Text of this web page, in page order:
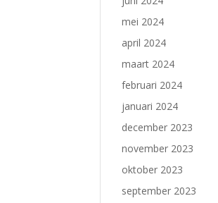
mei 2024
april 2024
maart 2024
februari 2024
januari 2024
december 2023
november 2023
oktober 2023
september 2023